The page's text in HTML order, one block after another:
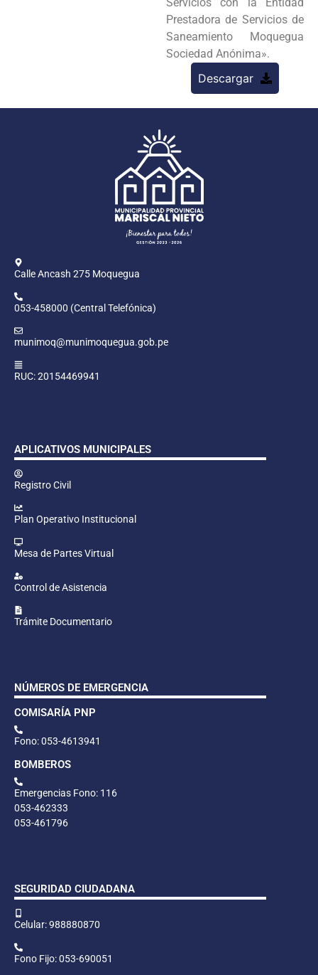
Prestadora de Servicios de
Saneamiento Moquegua
Sociedad Anónima».
Descargar
Calle Ancash 275 Moquegua
053-458000 (Central Telefónica)
munimoq@munimoquegua.gob.pe
RUC: 20154469941
APLICATIVOS MUNICIPALES
Registro Civil
Plan Operativo Institucional
Mesa de Partes Virtual
Control de Asistencia
Trámite Documentario
NÚMEROS DE EMERGENCIA
COMISARÍA PNP
Fono: 053-4613941
BOMBEROS
Emergencias Fono: 116
053-462333
053-461796
SEGURIDAD CIUDADANA
Celular: 988880870
Fono Fijo: 053-690051